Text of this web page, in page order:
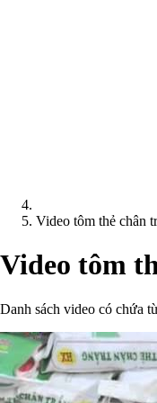
Video tôm thẻ chân
Video tôm
Danh sách video có chứa